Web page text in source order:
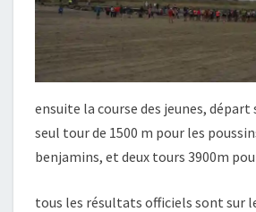
ensuite la course des jeunes, départ
seul tour de 1500 m pour les
benjamins, et deux tours 3900m
tous les résultats officiels sont sur